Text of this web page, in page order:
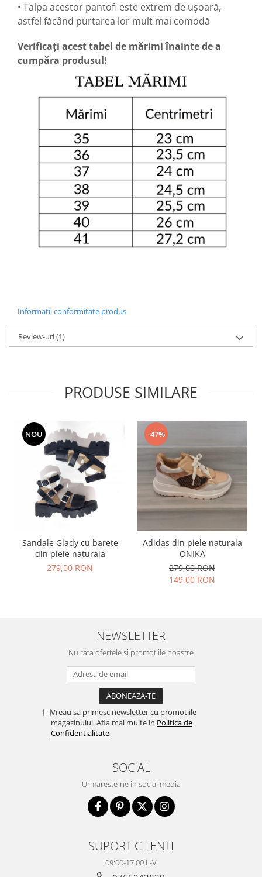
• Talpa acestor pantofi este extrem de ușoară,
astfel făcând purtarea lor mult mai comodă
Verificați acest tabel de mărimi înainte de a
cumpăra produsul!
Informatii conformitate produs
Review-uri(1)
PRODUSE SIMILARE
NOU
Sandale Glady cu barete
din piele naturala
279,00 RON
-47%
Adidas din piele naturala
ONIKA
279,00 RON
149,00 RON
NEWSLETTER
Nu rata ofertele si promotiile noastre
Vreau sa primesc newsletter cu promotiile
magazinului. Afla mai multe in Politica de
Confidentialitate
SOCIAL
Urmareste-ne in social media
SUPORT CLIENTI
09:00-17:00 L-V